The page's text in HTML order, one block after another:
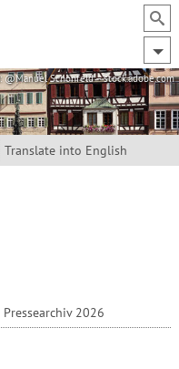
@Manuel Schönfeld – stock.adobe.com
Translate into English
Pressearchiv 2026